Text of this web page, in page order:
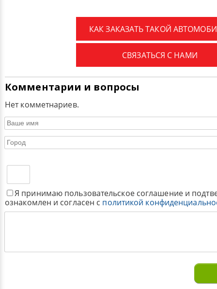
КАК ЗАКАЗАТЬ ТАКОЙ
СВЯЗАТЬСЯ С НАМИ
Комментарии и вопросы
Нет комметнариев.
Я принимаю пользовательское соглашение и
ознакомлен и согласен с политикой